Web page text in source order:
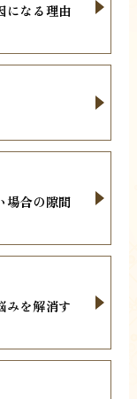
になる理由
場合の隙間
みを解消す